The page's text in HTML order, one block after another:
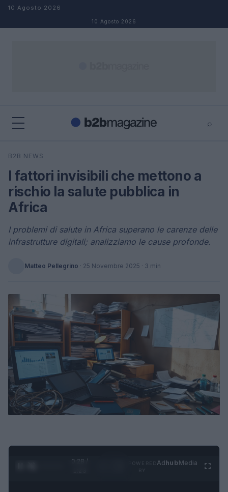
Salta al contenuto
10 Agosto 2026
10 Agosto 2026
⌕
Cerca
B2B NEWS
I fattori invisibili che mettono a
rischio la salute pubblica in
Africa
I problemi di salute in Africa superano le carenze delle
infrastrutture digitali; analizziamo le cause profonde.
Matteo Pellegrino · 25 Novembre 2025 · 3 min
0:28 /
AdhubMedia